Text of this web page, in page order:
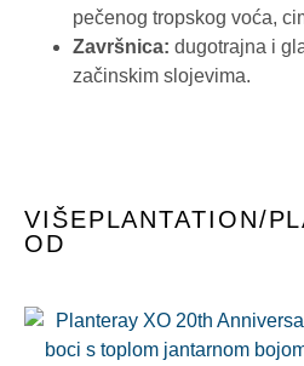
pečenog tropskog voća,
Završnica: dugotrajna i
začinskim slojevima.
VIŠE
OD
PLANTATION/